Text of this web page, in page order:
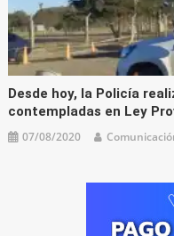
Desde hoy, la Policía
contempladas en Ley
07/08/2020